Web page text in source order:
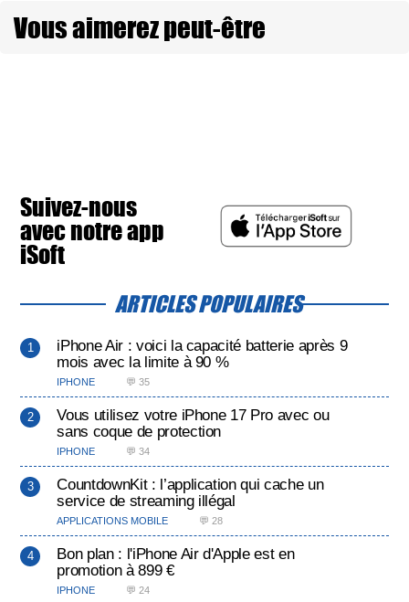
Vous aimerez peut-être
Suivez-nous
avec notre app
iSoft
ARTICLES POPULAIRES
iPhone Air : voici la capacité batterie après 9
mois avec la limite à 90 %
IPHONE 💬 35
Vous utilisez votre iPhone 17 Pro avec ou
sans coque de protection
IPHONE 💬 34
CountdownKit : l’application qui cache un
service de streaming illégal
APPLICATIONS MOBILE 💬 28
Bon plan : l'iPhone Air d'Apple est en
promotion à 899 €
IPHONE 💬 24